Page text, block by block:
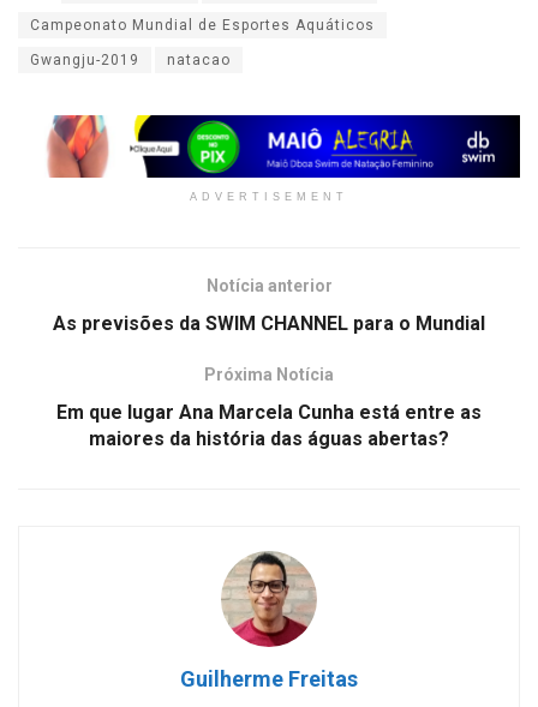
Campeonato Mundial de Esportes Aquáticos
Gwangju-2019 natacao
ADVERTISEMENT
Notícia anterior
As previsões da SWIM CHANNEL para o Mundial
Próxima Notícia
Em que lugar Ana Marcela Cunha está entre as
maiores da história das águas abertas?
Guilherme Freitas